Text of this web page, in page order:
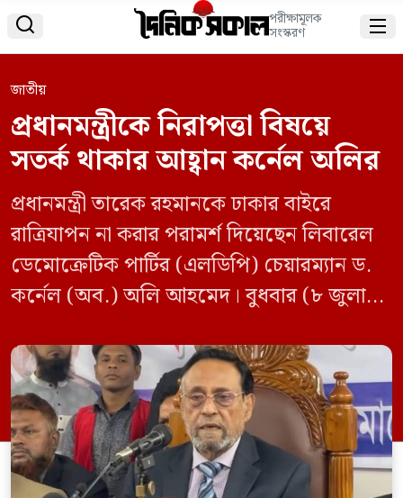
 পরীক্ষামূলক
সংস্করণ 
জাতীয়
প্রধানমন্ত্রীকে নিরাপত্তা বিষয়ে
সতর্ক থাকার আহ্বান কর্নেল অলির
প্রধানমন্ত্রী তারেক রহমানকে ঢাকার বাইরে
রাত্রিযাপন না করার পরামর্শ দিয়েছেন লিবারেল
ডেমোক্রেটিক পার্টির (এলডিপি) চেয়ারম্যান ড.
কর্নেল (অব.) অলি আহমেদ। বুধবার (৮ জুলাই)
মিলনায়তনে ১১ দলের আয়োজিত এক
সেমিনারে তিনি এ পরামর্শ দেন। প্রধানমন্ত্রীকে
উদ্দেশ করে অলি আহমেদ বলেন, দেশের স্বার্থে
বিদেশি গুপ্তচরদের শনাক্ত করে ব্যবস্থা নেওয়া
প্রয়োজন। তার দাবি, এ […]